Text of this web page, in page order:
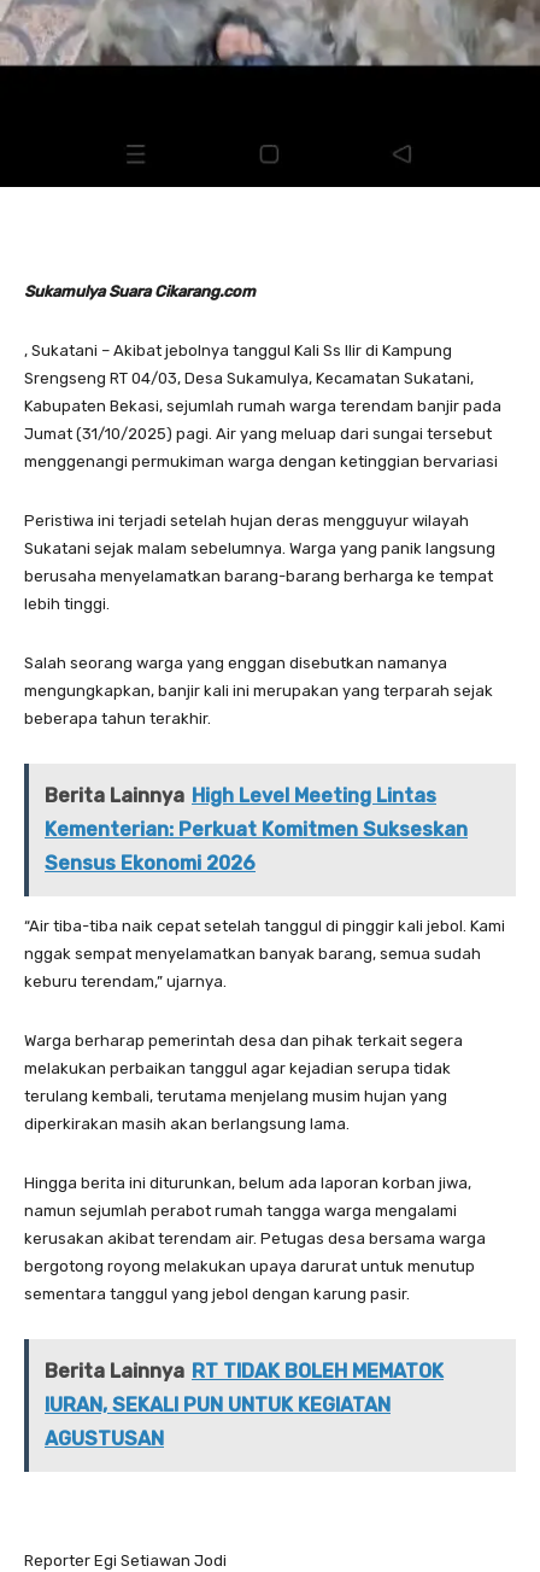
Sukamulya Suara Cikarang.com
, Sukatani – Akibat jebolnya tanggul Kali Ss Ilir di Kampung
Srengseng RT 04/03, Desa Sukamulya, Kecamatan Sukatani,
Kabupaten Bekasi, sejumlah rumah warga terendam banjir pada
Jumat (31/10/2025) pagi. Air yang meluap dari sungai tersebut
menggenangi permukiman warga dengan ketinggian bervariasi
Peristiwa ini terjadi setelah hujan deras mengguyur wilayah
Sukatani sejak malam sebelumnya. Warga yang panik langsung
berusaha menyelamatkan barang-barang berharga ke tempat
lebih tinggi.
Salah seorang warga yang enggan disebutkan namanya
mengungkapkan, banjir kali ini merupakan yang terparah sejak
beberapa tahun terakhir.
Berita Lainnya High Level Meeting Lintas
Kementerian: Perkuat Komitmen Sukseskan
Sensus Ekonomi 2026
“Air tiba-tiba naik cepat setelah tanggul di pinggir kali jebol. Kami
nggak sempat menyelamatkan banyak barang, semua sudah
keburu terendam,” ujarnya.
Warga berharap pemerintah desa dan pihak terkait segera
melakukan perbaikan tanggul agar kejadian serupa tidak
terulang kembali, terutama menjelang musim hujan yang
diperkirakan masih akan berlangsung lama.
Hingga berita ini diturunkan, belum ada laporan korban jiwa,
namun sejumlah perabot rumah tangga warga mengalami
kerusakan akibat terendam air. Petugas desa bersama warga
bergotong royong melakukan upaya darurat untuk menutup
sementara tanggul yang jebol dengan karung pasir.
Berita Lainnya RT TIDAK BOLEH MEMATOK
IURAN, SEKALI PUN UNTUK KEGIATAN
AGUSTUSAN
Reporter Egi Setiawan Jodi